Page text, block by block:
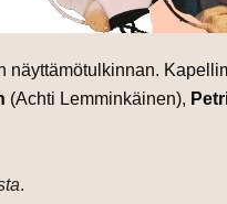
näyttämötulkinnan.
(Achti Lemminkäinen),
.